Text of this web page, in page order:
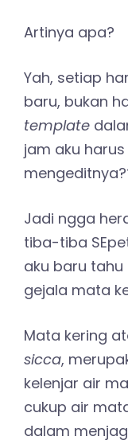
Artinya apa?
Yah, setiap
baru, bukan
template
jam aku
Jadi ngga
tiba-tiba
aku baru
gejala mata
Mata kering
sicca,
kelenjar air
cukup air
dalam